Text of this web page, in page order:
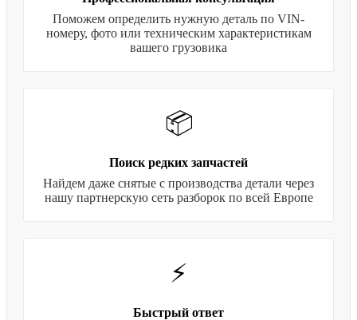
Поможем определить нужную деталь по VIN-
номеру, фото или техническим характеристикам
вашего грузовика
📦
Поиск редких запчастей
Найдем даже снятые с производства детали через
нашу партнерскую сеть разборок по всей Европе
⚡
Быстрый ответ